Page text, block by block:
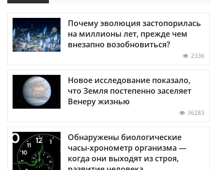
Почему эволюция застопорилась
на миллионы лет, прежде чем
внезапно возобновиться?
2336
Новое исследование показало,
что Земля постепенно заселяет
Венеру жизнью
36283
Обнаружены биологические
часы-хронометр организма —
когда они выходят из строя,